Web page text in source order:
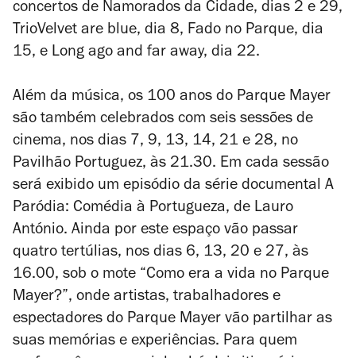
concertos de Namorados da Cidade, dias 2 e 29,
TrioVelvet are blue, dia 8, Fado no Parque, dia
15, e Long ago and far away, dia 22.
Além da música, os 100 anos do Parque Mayer
são também celebrados com seis sessões de
cinema, nos dias 7, 9, 13, 14, 21 e 28, no
Pavilhão Portuguez, às 21.30. Em cada sessão
será exibido um episódio da série documental A
Paródia: Comédia à Portugueza, de Lauro
António. Ainda por este espaço vão passar
quatro tertúlias, nos dias 6, 13, 20 e 27, às
16.00, sob o mote “Como era a vida no Parque
Mayer?”, onde artistas, trabalhadores e
espectadores do Parque Mayer vão partilhar as
suas memórias e experiências. Para quem